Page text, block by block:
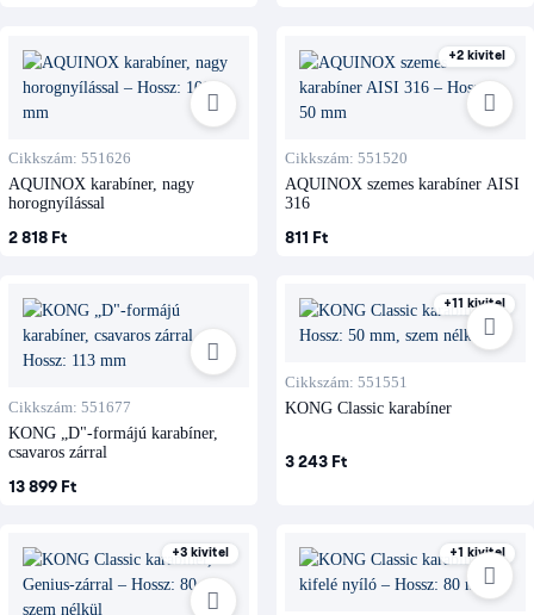
Cikkszám: 551626
AQUINOX karabíner, nagy
horognyílással
2 818 Ft
+2 kivitel
Cikkszám: 551520
AQUINOX szemes karabíner AISI
316
811 Ft
Cikkszám: 551677
KONG „D"-formájú karabíner,
csavaros zárral
13 899 Ft
+11 kivitel
Cikkszám: 551551
KONG Classic karabíner
3 243 Ft
+3 kivitel +1 kivitel